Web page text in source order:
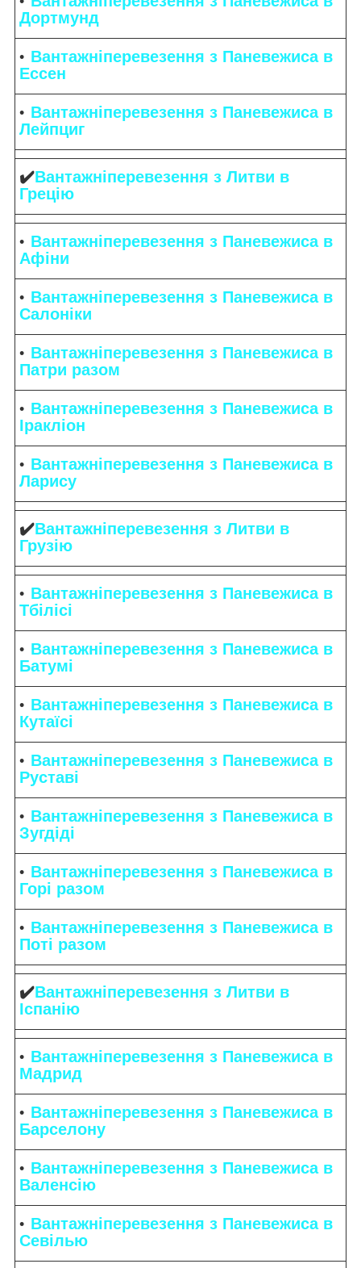
Дортмунд
Вантажніперевезення з Паневежиса в
Ессен
Вантажніперевезення з Паневежиса в
Лейпциг
✔️Вантажніперевезення з Литви в
Грецію
Вантажніперевезення з Паневежиса в
Афіни
Вантажніперевезення з Паневежиса в
Салоніки
Вантажніперевезення з Паневежиса в
Патри разом
Вантажніперевезення з Паневежиса в
Іракліон
Вантажніперевезення з Паневежиса в
Ларису
✔️Вантажніперевезення з Литви в
Грузію
Вантажніперевезення з Паневежиса в
Тбілісі
Вантажніперевезення з Паневежиса в
Батумі
Вантажніперевезення з Паневежиса в
Кутаїсі
Вантажніперевезення з Паневежиса в
Руставі
Вантажніперевезення з Паневежиса в
Зугдіді
Вантажніперевезення з Паневежиса в
Горі разом
Вантажніперевезення з Паневежиса в
Поті разом
✔️Вантажніперевезення з Литви в
Іспанію
Вантажніперевезення з Паневежиса в
Мадрид
Вантажніперевезення з Паневежиса в
Барселону
Вантажніперевезення з Паневежиса в
Валенсію
Вантажніперевезення з Паневежиса в
Севілью